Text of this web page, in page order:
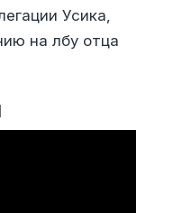
Усика,
на лбу отца